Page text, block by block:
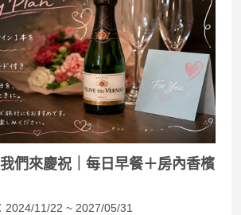
們來慶祝｜每日早餐＋房內香檳
2024/11/22 ~ 2027/05/31